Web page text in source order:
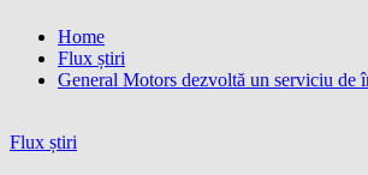
Home
Flux știri
General Motors dezvoltă un serviciu de
Flux știri